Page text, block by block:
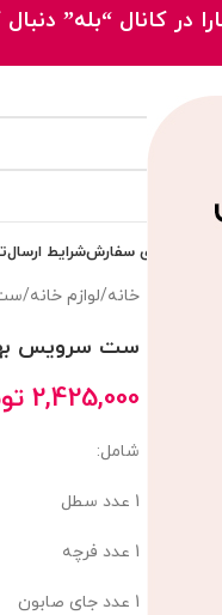
در کانال “بله”
پیگیری سفارششرایط ارسال
خانه/لوازم خانه/
ست سرویس
2,425,000
شامل:
1 عدد سطل
1 عدد فرچه
1 عدد جای صابون